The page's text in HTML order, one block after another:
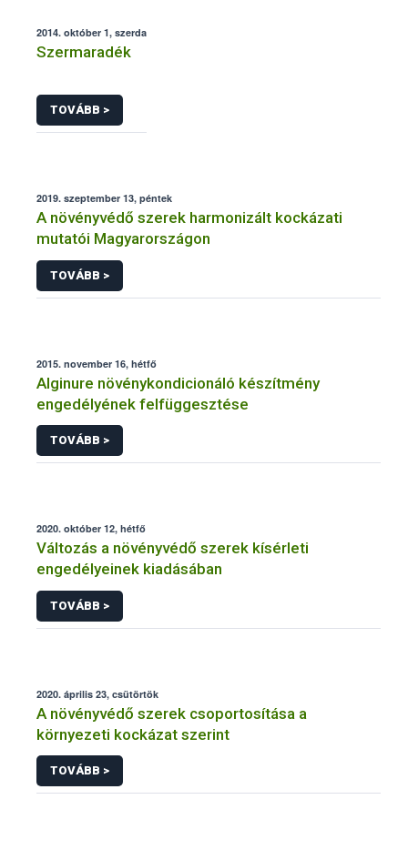
2014. október 1, szerda
Szermaradék
TOVÁBB >
2019. szeptember 13, péntek
A növényvédő szerek harmonizált kockázati
mutatói Magyarországon
TOVÁBB >
2015. november 16, hétfő
Alginure növénykondicionáló készítmény
engedélyének felfüggesztése
TOVÁBB >
2020. október 12, hétfő
Változás a növényvédő szerek kísérleti
engedélyeinek kiadásában
TOVÁBB >
2020. április 23, csütörtök
A növényvédő szerek csoportosítása a
környezeti kockázat szerint
TOVÁBB >